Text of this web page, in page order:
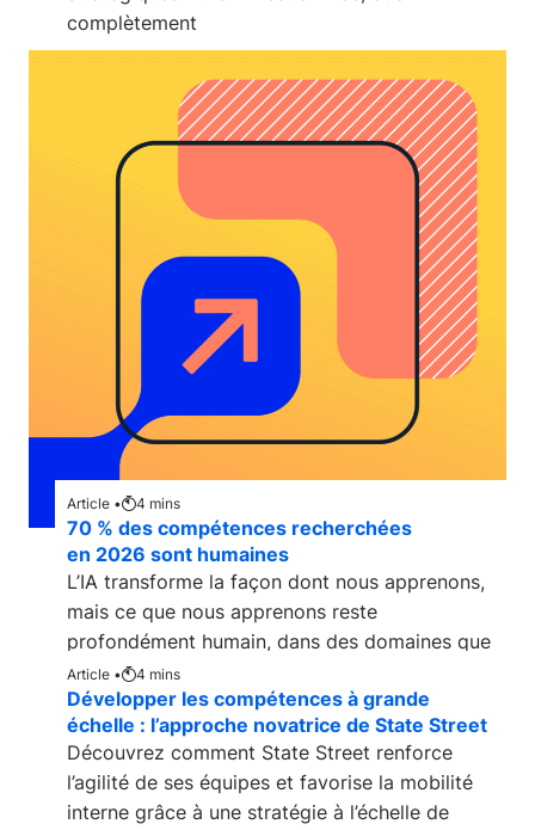
complètement
Article • 4 mins
70 % des compétences recherchées
en 2026 sont humaines
L’IA transforme la façon dont nous apprenons,
mais ce que nous apprenons reste
profondément humain, dans des domaines que
l’IA ne peut pas
Article • 4 mins
Développer les compétences à grande
échelle : l’approche novatrice de State Street
Découvrez comment State Street renforce
l’agilité de ses équipes et favorise la mobilité
interne grâce à une stratégie à l’échelle de